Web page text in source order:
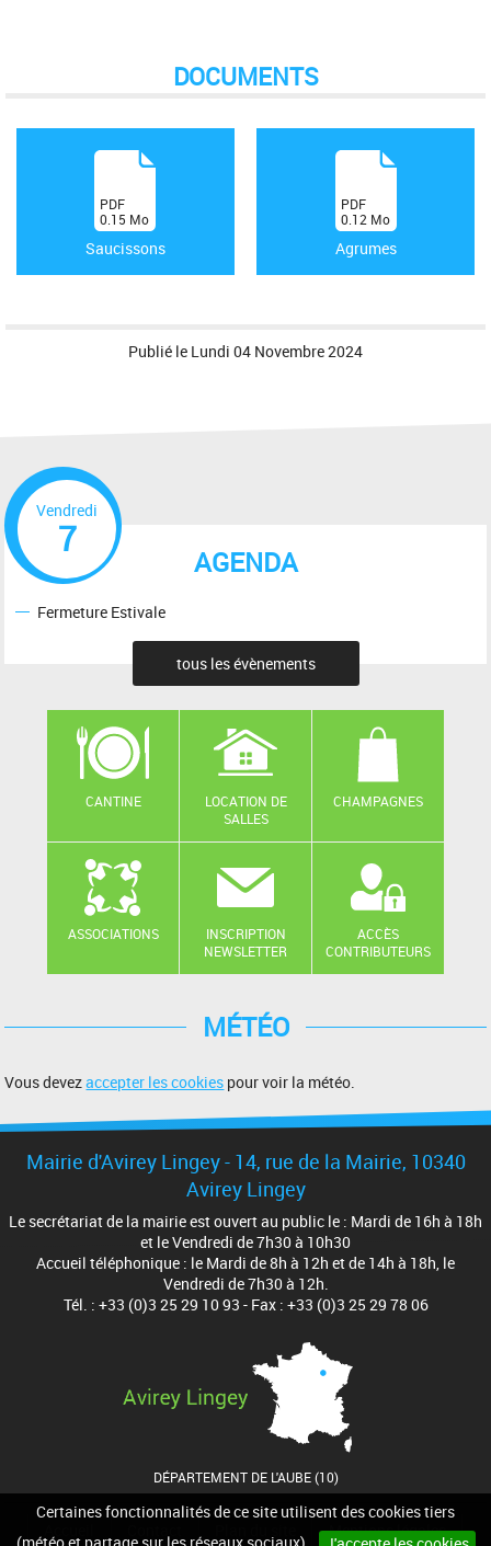
Certaines fonctionnalités de ce site utilisent des cookies tiers
DOCUMENTS
Saucissons
(PDF
0.15 Mo
)
Agrumes
(PDF
0.12 Mo
)
Publié le Lundi 04 Novembre 2024
AGENDA
Vendredi
7
Fermeture Estivale
tous les évènements
CANTINE
LOCATION DE
SALLES
CHAMPAGNES
ASSOCIATIONS
INSCRIPTION
NEWSLETTER
ACCÈS
CONTRIBUTEURS
MÉTÉO
Vous devezaccepter les cookies pour voir la météo.
Mairie d'Avirey Lingey - 14, rue de la Mairie, 10340
Avirey Lingey
Le secrétariat de la mairie est ouvert au public le : Mardi de 16h à 18h
et le Vendredi de 7h30 à 10h30
Accueil téléphonique : le Mardi de 8h à 12h et de 14h à 18h, le
Vendredi de 7h30 à 12h.
Tél. : +33 (0)3 25 29 10 93 - Fax : +33 (0)3 25 29 78 06
DÉPARTEMENT DE L'AUBE (10)
Mentions légales